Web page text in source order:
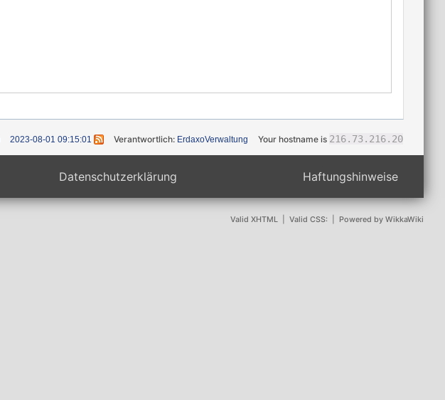
2023-08-01 09:15:01 Verantwortlich: ErdaxoVerwaltung Your hostname is 216.73.216.20
Datenschutzerklärung Haftungshinweise
Valid XHTML Valid CSS: Powered by WikkaWiki